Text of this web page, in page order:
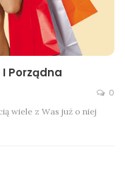
Porządna
0
wiele z Was już o niej